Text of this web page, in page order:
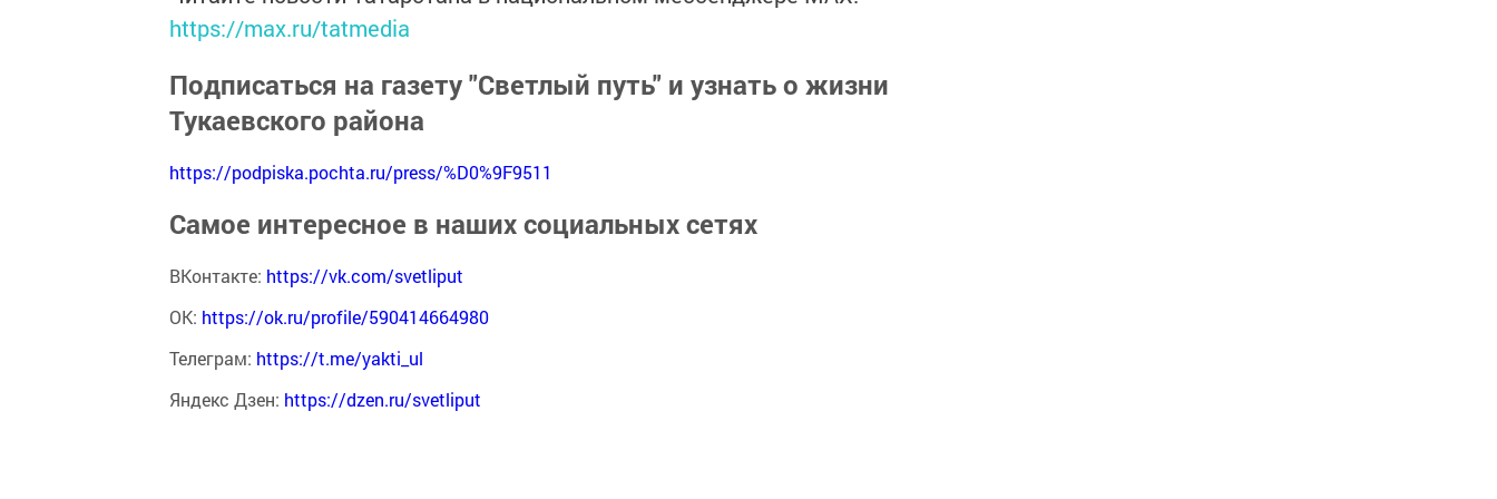
https://max.ru/tatmedia
Подписаться на газету "Светлый путь" и узнать о жизни
Тукаевского района
https://podpiska.pochta.ru/press/%D0%9F9511
Самое интересное в наших социальных сетях
ВКонтакте: https://vk.com/svetliput
ОК: https://ok.ru/profile/590414664980
Телеграм: https://t.me/yakti_ul
Яндекс Дзен: https://dzen.ru/svetliput